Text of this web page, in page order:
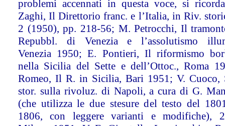
problemi accennati in questa voce, si
Zaghi, Il Direttorio franc. e l’Italia, in Riv.
2 (1950), pp. 218-56; M. Petrocchi, Il
Repubbl. di Venezia e l’assolutismo
Venezia 1950; E. Pontieri, Il riformismo
nella Sicilia del Sette e dell’Ottoc., Roma
Romeo, Il R. in Sicilia, Bari 1951; V. Cuoco,
stor. sulla rivoluz. di Napoli, a cura di G.
(che utilizza le due stesure del testo del
1806, con leggere varianti e modifiche),